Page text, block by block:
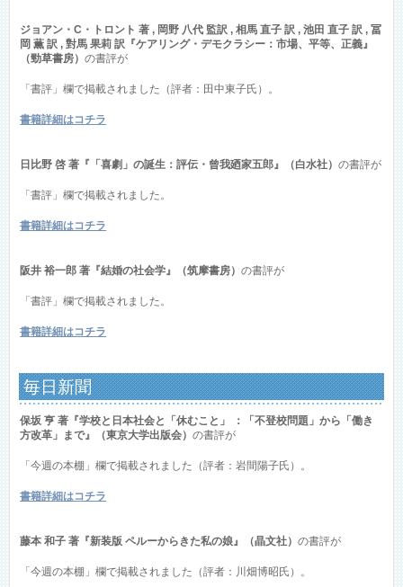
ジョアン・C・トロント 著 , 岡野 八代 監訳 , 相馬 直子 訳 , 池田 直子 訳 , 冨
岡 薫 訳 , 對馬 果莉 訳『ケアリング・デモクラシー：市場、平等、正義』
（勁草書房）の書評が
「書評」欄で掲載されました（評者：田中東子氏）。
書籍詳細はコチラ
日比野 啓 著『「喜劇」の誕生：評伝・曾我廼家五郎』（白水社）の書評が
「書評」欄で掲載されました。
書籍詳細はコチラ
阪井 裕一郎 著『結婚の社会学』（筑摩書房）の書評が
「書評」欄で掲載されました。
書籍詳細はコチラ
毎日新聞
保坂 亨 著『学校と日本社会と「休むこと」 ：「不登校問題」から「働き
方改革」まで』（東京大学出版会）の書評が
「今週の本棚」欄で掲載されました（評者：岩間陽子氏）。
書籍詳細はコチラ
藤本 和子 著『新装版 ペルーからきた私の娘』（晶文社）の書評が
「今週の本棚」欄で掲載されました（評者：川畑博昭氏）。